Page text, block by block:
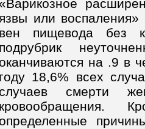
язвы или
вен пищевода без
подрубрик
на .9 в
году 18,6% всех
случаев смерти
кровообращения.